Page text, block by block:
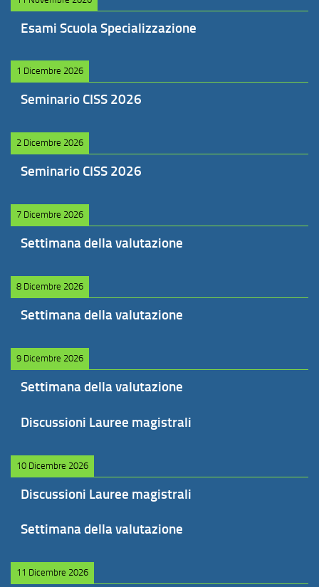
Esami Scuola Specializzazione
1 Dicembre 2026
Seminario CISS 2026
2 Dicembre 2026
Seminario CISS 2026
7 Dicembre 2026
Settimana della valutazione
8 Dicembre 2026
Settimana della valutazione
9 Dicembre 2026
Settimana della valutazione
Discussioni Lauree magistrali
10 Dicembre 2026
Discussioni Lauree magistrali
Settimana della valutazione
11 Dicembre 2026